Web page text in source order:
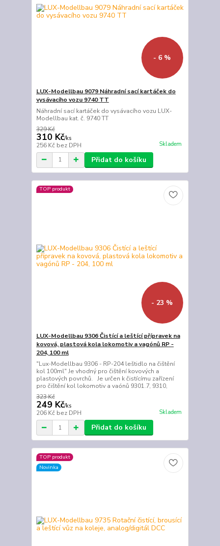
- 6 %
LUX-Modellbau 9079 Náhradní sací kartáček do
vysávacího vozu 9740 TT
Náhradní sací kartáček do vysávacího vozu LUX-
Modellbau kat. č. 9740 TT
329 Kč
310 Kč/ks
256 Kč bez DPH Skladem
Přidat do košíku
TOP produkt
- 23 %
LUX-Modellbau 9306 Čistící a leštící přípravek na
kovová, plastová kola lokomotiv a vagónů RP -
204, 100 ml
"Lux-Modellbau 9306 - RP-204 leštidlo na čištění
kol 100ml" Je vhodný pro čištění kovových a
plastových povrchů. Je určen k čistícímu zařízení
pro čištění kol lokomotiv a vaónů 9301.7, 9310,
323 Kč
249 Kč/ks
206 Kč bez DPH Skladem
Přidat do košíku
TOP produkt
Novinka